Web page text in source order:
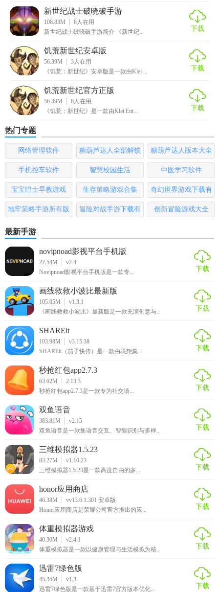
心得，分享解题技巧，形成良好的学习氛围。
3. 学习资源丰富：除了基本的数学知识点外，还提供数学竞
赛、奥数、趣味数学等学习资源，满足不同层次用户的需
求。
4. 家长监控功能：为家长提供监控功能，可以实时了解孩子
【新世纪数学玩法】
1. 浏览数学知识点：在软件内浏览各个数学知识点，了解基
本概念和公式。
2. 观看教学视频：通过动画和视频形式，更加直观地学习数
学知识。
3. 完成练习题：根据所学知识点，完成相应的练习题，巩固
所学内容。
得，分享学习资源。
5. 参加模拟考试：定期参加模拟考试，检验自己的学习成
果，查漏补缺。
【新世纪数学测评】
新世纪数学以其全面的知识点覆盖、互动式教学方式和个性
操作便捷，用户体验良好。智能解题助手和社区互动功能为
用户提供了极大的便利和支持，使得数学学习变得更加高效
习环境。总体来说，新世纪数学是一款值得推荐的数学学习
软件。
新世纪战士破晓破手游
108.83M 8人在用
新世纪战士破晓破手游简介 《新世纪...
下载
饥荒新世纪安卓版
56.39M 3人在用
《饥荒：新世纪》安卓版是一款由Klei ...
下载
饥荒新世纪官方正版
56.39M 8人在用
《饥荒：新世纪》是一款由Klei Ent...
下载
热门专题
网络管理软件
糖葫芦达人全部解锁
版
糖葫芦达人版本大全
手机控车软件 智慧校园生活 中医学习软件
宝宝巴士早教游戏 生存策略游戏合集
奇幻世界游戏下载有
哪些
地牢策略手游所有版
冒险对战手游下载有
创新冒险游戏大全
最新手游
novipnoad影视平台手机版
27.54M
v2.4
Novipnoad影视平台手机版是一款专...
下载
画线救救小波比最新版
105.05M
v1.3.1
《画线救救小波比》最新版是一款充满创意与...
下载
SHAREit
103.98M
v3.15.38
SHAREit（茄子快传）是一款由联想集...
下载
秒抢红包app2.7.3
63.02M
2.13.3
秒抢红包app2.7.3是一款专为社交场...
下载
双鱼语音
383.81M
v2.15
双鱼语音是一款集语音交互、智能识别与多样...
下载
三维模拟器1.5.23
83.27M
v1.10.23
三维模拟器1.5.23是一款高度自由的多...
下载
honor应用商店
46.38M
vv13.6.1.301 安卓版
Honor应用商店是荣耀公司官方推出的应...
下载
体重模拟器游戏
40.30M
v2.4.1
体重模拟器是一款以健康管理与生活模拟为核...
下载
迅雷7绿色版
45.35M
v1.3
迅雷7绿色版是一款基于迅雷7官方版本优化...
下载